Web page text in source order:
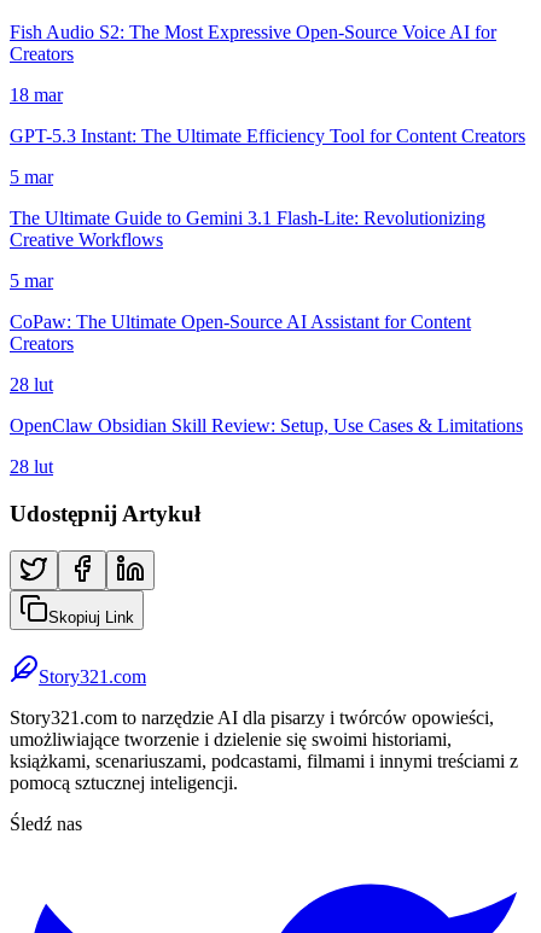
Fish Audio S2: The Most Expressive Open-Source Voice AI for
Creators
18 mar
GPT-5.3 Instant: The Ultimate Efficiency Tool for Content Creators
5 mar
The Ultimate Guide to Gemini 3.1 Flash-Lite: Revolutionizing
Creative Workflows
5 mar
CoPaw: The Ultimate Open-Source AI Assistant for Content
Creators
28 lut
OpenClaw Obsidian Skill Review: Setup, Use Cases & Limitations
28 lut
Udostępnij Artykuł
Skopiuj Link
Story321.com
Story321.com to narzędzie AI dla pisarzy i twórców opowieści,
umożliwiające tworzenie i dzielenie się swoimi historiami,
książkami, scenariuszami, podcastami, filmami i innymi treściami z
pomocą sztucznej inteligencji.
Śledź nas